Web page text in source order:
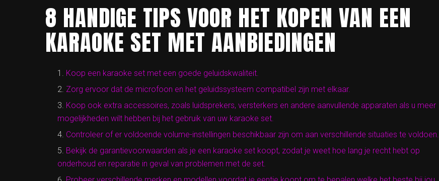
8 HANDIGE TIPS VOOR HET KOPEN VAN EEN
KARAOKE SET MET AANBIEDINGEN
Koop een karaoke set met een goede geluidskwaliteit.
Zorg ervoor dat de microfoon en het geluidssysteem compatibel zijn met elkaar.
Koop ook extra accessoires, zoals luidsprekers, versterkers en andere aanvullende apparaten als u meer
mogelijkheden wilt hebben bij het gebruik van uw karaoke set.
Controleer of er voldoende volume-instellingen beschikbaar zijn om aan verschillende situaties te voldoen.
Bekijk de garantievoorwaarden als je een karaoke set koopt, zodat je weet hoe lang je recht hebt op
onderhoud en reparatie in geval van problemen met de set.